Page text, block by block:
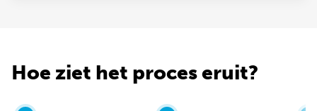
Hoe ziet het proces eruit?